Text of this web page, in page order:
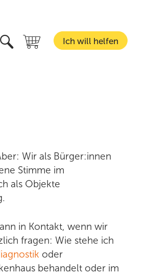
Suchen
Type 2 or more characters
Ich will helfen
Wir als Bürger:innen
Stimme im
als Objekte
in Kontakt, wenn wir
fragen: Wie stehe ich
oder
behandelt oder im